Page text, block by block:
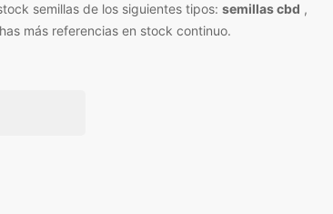
semillas de los siguientes tipos: semillas cbd ,
más referencias en stock continuo.